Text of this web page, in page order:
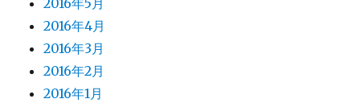
2016年5月
2016年4月
2016年3月
2016年2月
2016年1月